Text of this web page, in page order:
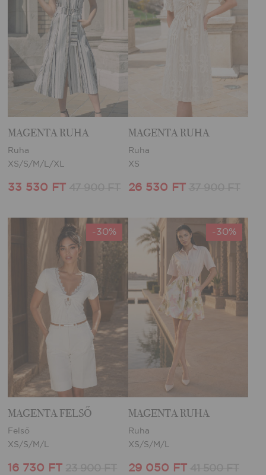
MAGENTA RUHA
Ruha
XS/S/M/L/XL
33 530 FT
MAGENTA RUHA
Ruha
XS
26 530 FT
-30%
MAGENTA FELSŐ
Felső
XS/S/M/L
16 730 FT
-30%
MAGENTA RUHA
Ruha
XS/S/M/L
29 050 FT